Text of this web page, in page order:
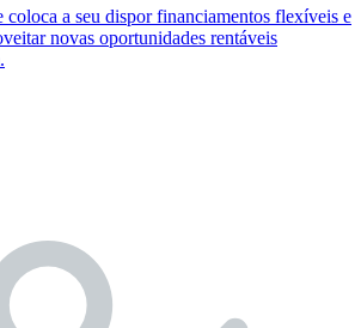
a seu dispor financiamentos flexíveis e
novas oportunidades rentáveis